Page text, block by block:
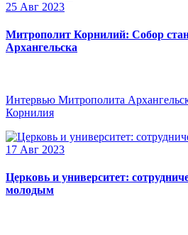
25 Авг 2023
Митрополит Корнилий: Собор
Архангельска
Интервью Митрополита
Корнилия
17 Авг 2023
Церковь и университет:
молодым